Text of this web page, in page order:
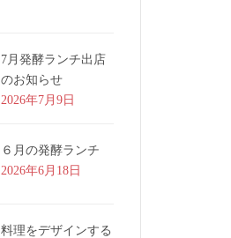
7月発酵ランチ出店
のお知らせ
2026年7月9日
６月の発酵ランチ
2026年6月18日
料理をデザインする